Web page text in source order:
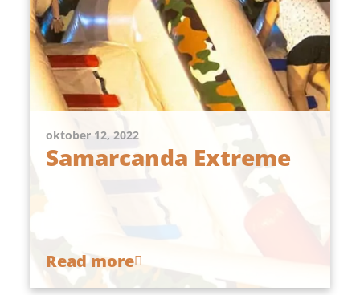
oktober 12, 2022
Samarcanda Extreme
Read more